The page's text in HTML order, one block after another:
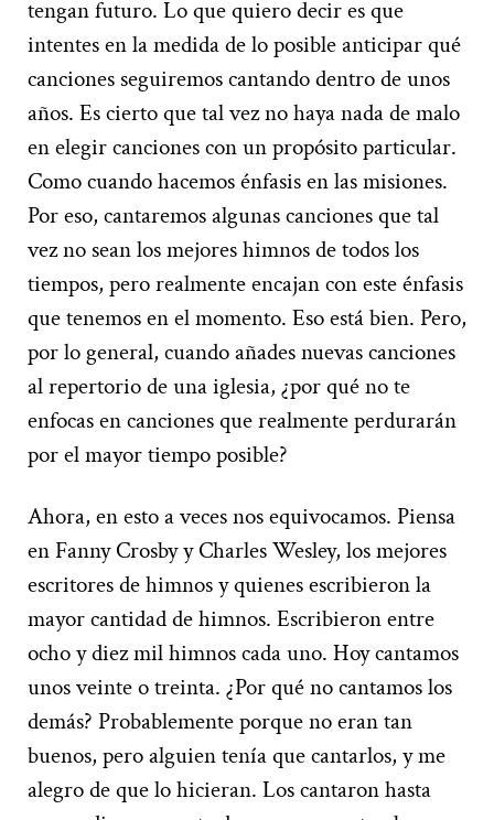
tengan futuro. Lo que quiero decir es que
intentes en la medida de lo posible anticipar qué
canciones seguiremos cantando dentro de unos
años. Es cierto que tal vez no haya nada de malo
en elegir canciones con un propósito particular.
Como cuando hacemos énfasis en las misiones.
Por eso, cantaremos algunas canciones que tal
vez no sean los mejores himnos de todos los
tiempos, pero realmente encajan con este énfasis
que tenemos en el momento. Eso está bien. Pero,
por lo general, cuando añades nuevas canciones
al repertorio de una iglesia, ¿por qué no te
enfocas en canciones que realmente perdurarán
por el mayor tiempo posible?
Ahora, en esto a veces nos equivocamos. Piensa
en Fanny Crosby y Charles Wesley, los mejores
escritores de himnos y quienes escribieron la
mayor cantidad de himnos. Escribieron entre
ocho y diez mil himnos cada uno. Hoy cantamos
unos veinte o treinta. ¿Por qué no cantamos los
demás? Probablemente porque no eran tan
buenos, pero alguien tenía que cantarlos, y me
alegro de que lo hicieran. Los cantaron hasta